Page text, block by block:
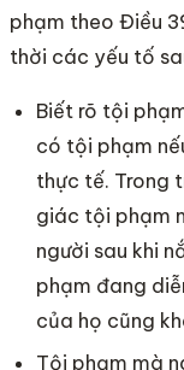
phạm theo Điều
thời các yếu tố
Biết rõ tội
có tội phạm
thực tế. Trong
giác tội phạm
người sau khi
phạm đang
của họ cũng
Tội phạm mà